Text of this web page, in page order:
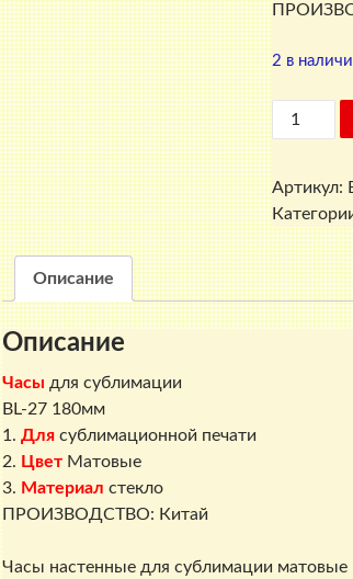
2 в
товара
часы
BL-
27
диаметр
180мм
(для
Артикул:
Описание
Описание
Часы для сублимации
BL-27 180мм
1. Длясублимационной печати
2. ЦветМатовые
3. Материал стекло
ПРОИЗВОДСТВО: Китай
Часы настенные для сублимации матовые